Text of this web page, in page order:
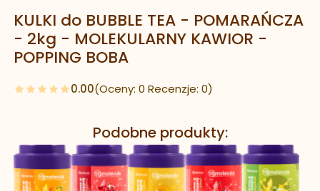
KULKI do BUBBLE TEA - POMARAŃCZA
- 2kg - MOLEKULARNY KAWIOR -
POPPING BOBA
0.00(Oceny: 0 Recenzje: 0)
Podobne produkty: